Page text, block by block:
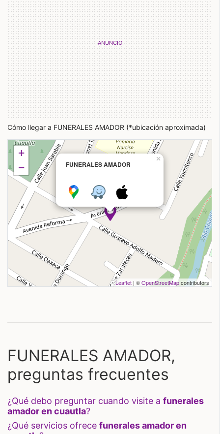
Cómo llegar a FUNERALES AMADOR (*ubicación aproximada)
FUNERALES AMADOR
×
+
−
Leaflet | ©OpenStreetMapcontributors
FUNERALES AMADOR,
preguntas frecuentes
¿qué debo preguntar cuando visite a funerales
amador en cuautla?
¿qué servicios ofrece funerales amador en